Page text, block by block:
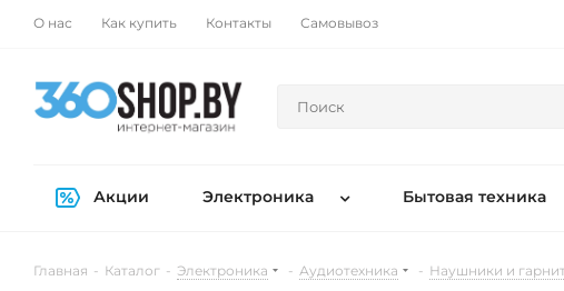
О нас Как купить Контакты Самовывоз
Акции Электроника Бытовая техника
Главная - Каталог - Электроника - Аудиотехника - Наушники и